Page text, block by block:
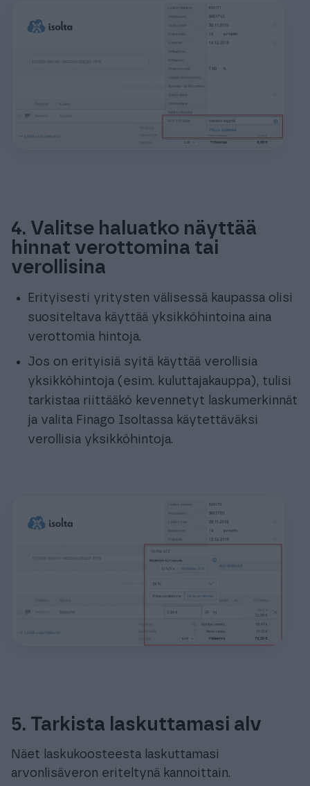
4. Valitse haluatko näyttää
hinnat verottomina tai
verollisina
Erityisesti yritysten välisessä kaupassa olisi
suositeltava käyttää yksikköhintoina aina
verottomia hintoja.
Jos on erityisiä syitä käyttää verollisia
yksikköhintoja (esim. kuluttajakauppa), tulisi
tarkistaa riittääkö kevennetyt laskumerkinnät
ja valita Finago Isoltassa käytettäväksi
verollisia yksikköhintoja.
5. Tarkista laskuttamasi alv
Näet laskukoosteesta laskuttamasi
arvonlisäveron eriteltynä kannoittain.